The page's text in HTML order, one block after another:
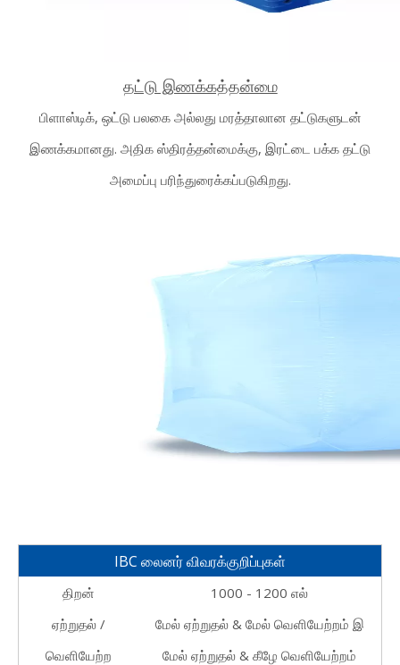
தட்டு இணக்கத்தன்மை
பிளாஸ்டிக், ஒட்டு பலகை அல்லது மரத்தாலான தட்டுகளுடன்
இணக்கமானது. அதிக ஸ்திரத்தன்மைக்கு, இரட்டை பக்க தட்டு
அமைப்பு பரிந்துரைக்கப்படுகிறது.
IBC லைனர் விவரக்குறிப்புகள்
திறன்
1000 - 1200 எல்
ஏற்றுதல் /
வெளியேற்ற
மேல் ஏற்றுதல் & மேல் வெளியேற்றம் இ
மேல் ஏற்றுதல் & கீழே வெளியேற்றம்